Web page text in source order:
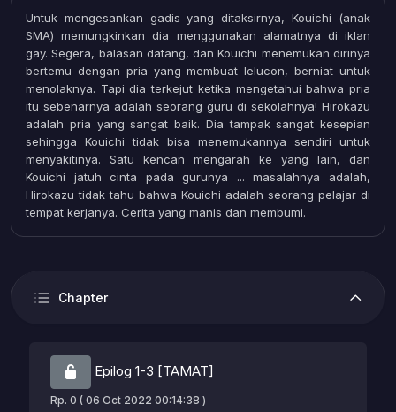
Untuk mengesankan gadis yang ditaksirnya, Kouichi (anak
SMA) memungkinkan dia menggunakan alamatnya di iklan
gay. Segera, balasan datang, dan Kouichi menemukan dirinya
bertemu dengan pria yang membuat lelucon, berniat untuk
menolaknya. Tapi dia terkejut ketika mengetahui bahwa pria
itu sebenarnya adalah seorang guru di sekolahnya! Hirokazu
adalah pria yang sangat baik. Dia tampak sangat kesepian
sehingga Kouichi tidak bisa menemukannya sendiri untuk
menyakitinya. Satu kencan mengarah ke yang lain, dan
Kouichi jatuh cinta pada gurunya ... masalahnya adalah,
Hirokazu tidak tahu bahwa Kouichi adalah seorang pelajar di
tempat kerjanya. Cerita yang manis dan membumi.
Chapter
Epilog 1-3 [TAMAT]
Rp. 0 ( 06 Oct 2022 00:14:38 )